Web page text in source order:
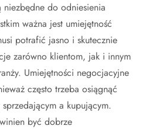
niezbędne do odniesienia
ważna jest umiejętność
potrafić jasno i skutecznie
zarówno klientom, jak i innym
Umiejętności negocjacyjne
często trzeba osiągnąć
a kupującym.
być dobrze